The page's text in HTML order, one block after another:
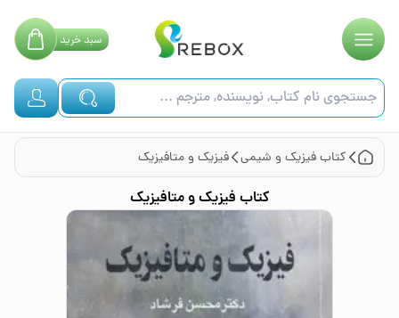
سبدخرید
کتابفیزیک و شیمی فیزیک و متافیزیک
کتاب فیزیک و متافیزیک